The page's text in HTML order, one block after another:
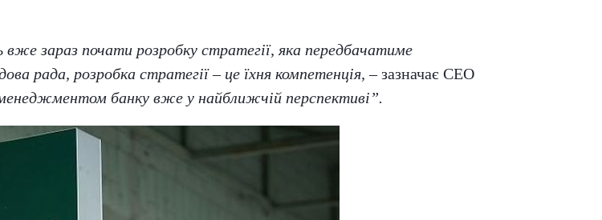
зараз почати розробку стратегії, яка передбачатиме
рада, розробка стратегії – це їхня компетенція, – зазначає СЕО
банку вже у найближчій перспективі”.